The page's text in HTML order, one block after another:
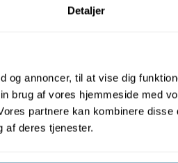
Detaljer
og annoncer, til at vise dig
brug af vores hjemmeside med
partnere kan kombinere
af deres tjenester.